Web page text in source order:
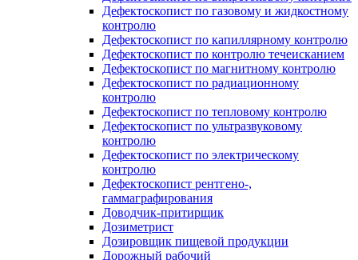
Дефектоскопист по газовому и жидкостному
контролю
Дефектоскопист по капиллярному контролю
Дефектоскопист по контролю течеисканием
Дефектоскопист по магнитному контролю
Дефектоскопист по радиационному
контролю
Дефектоскопист по тепловому контролю
Дефектоскопист по ультразвуковому
контролю
Дефектоскопист по электрическому
контролю
Дефектоскопист рентгено-,
гаммаграфирования
Доводчик-притирщик
Дозиметрист
Дозировщик пищевой продукции
Дорожный рабочий